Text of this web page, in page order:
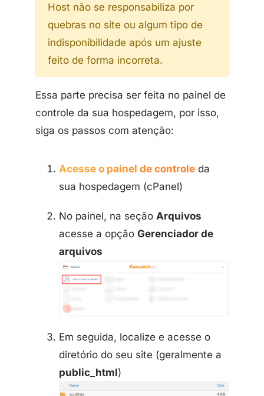
Host não se responsabiliza por
quebras no site ou algum tipo de
indisponibilidade após um ajuste
feito de forma incorreta.
Essa parte precisa ser feita no painel de
controle da sua hospedagem, por isso,
siga os passos com atenção:
Acesse o painel de controle da
sua hospedagem (cPanel)
No painel, na seção Arquivos
acesse a opção Gerenciador de
arquivos
Em seguida, localize e acesse o
diretório do seu site (geralmente a
public_html)